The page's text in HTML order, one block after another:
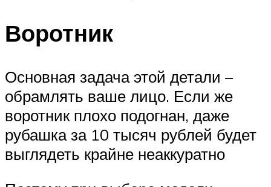
Воротник
Основная задача этой детали –
обрамлять ваше лицо. Если же
воротник плохо подогнан, даже
рубашка за 10 тысяч рублей будет
выглядеть крайне неаккуратно